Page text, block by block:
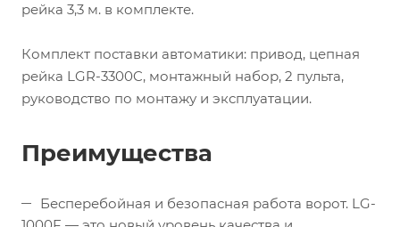
рейка 3,3 м. в комплекте.
Комплект поставки автоматики: привод, цепная
рейка LGR-3300C, монтажный набор, 2 пульта,
руководство по монтажу и эксплуатации.
Преимущества
Бесперебойная и безопасная работа ворот. LG-